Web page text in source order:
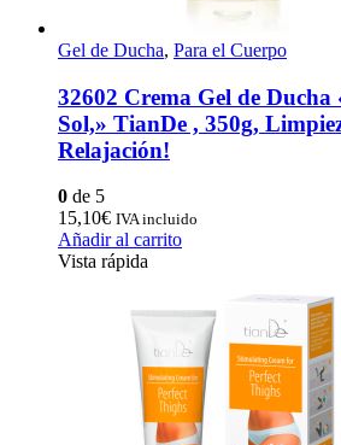
Gel de Ducha, Para el Cuerpo
32602 Crema Gel de Ducha
Sol,» TianDe , 350g,
Relajación!
0 de 5
15,10€ IVA incluido
Añadir al carrito
Vista rápida